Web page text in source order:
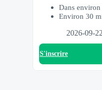
Dans
Environ 30
2026-09-
S'inscrire